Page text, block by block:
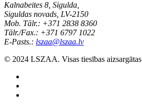
Kalnabeites 8, Sigulda,
Siguldas novads, LV-2150
Mob. Tālr.: +371 2838 8360
Tālr./Fax.: +371 6797 1022
E-Pasts.: lszaa@lszaa.lv
© 2024 LSZAA. Visas tiesības aizsargātas